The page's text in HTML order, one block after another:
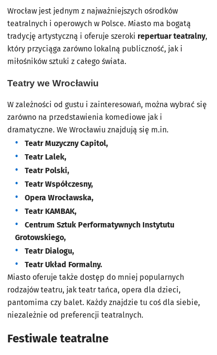
Wrocław jest jednym z najważniejszych ośrodków
teatralnych i operowych w Polsce. Miasto ma bogatą
tradycję artystyczną i oferuje szeroki repertuar teatralny,
który przyciąga zarówno lokalną publiczność, jak i
miłośników sztuki z całego świata.
Teatry we Wrocławiu
W zależności od gustu i zainteresowań, można wybrać się
zarówno na przedstawienia komediowe jak i
dramatyczne. We Wrocławiu znajdują się m.in.
Teatr Muzyczny Capitol,
Teatr Lalek,
Teatr Polski,
Teatr Współczesny,
Opera Wrocławska,
Teatr KAMBAK,
Centrum Sztuk Performatywnych Instytutu
Grotowskiego,
Teatr Dialogu,
Teatr Układ Formalny.
Miasto oferuje także dostęp do mniej popularnych
rodzajów teatru, jak teatr tańca, opera dla dzieci,
pantomima czy balet. Każdy znajdzie tu coś dla siebie,
niezależnie od preferencji teatralnych.
Festiwale teatralne